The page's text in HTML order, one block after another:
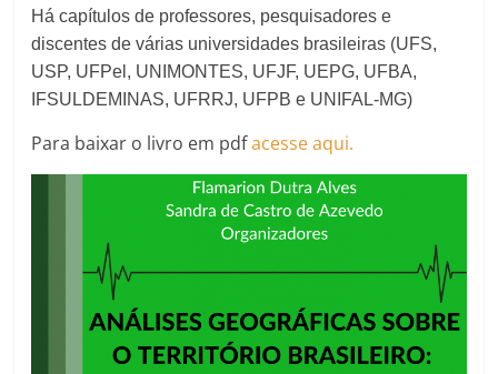
Há capítulos de professores, pesquisadores e
discentes de várias universidades brasileiras (UFS,
USP, UFPel, UNIMONTES, UFJF, UEPG, UFBA,
IFSULDEMINAS, UFRRJ, UFPB e UNIFAL-MG)
Para baixar o livro em pdfacesse aqui.